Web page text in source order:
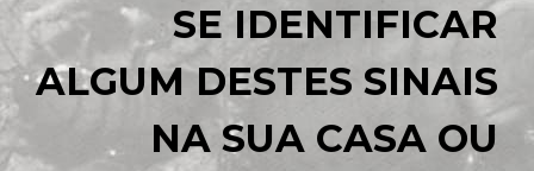
SE IDENTIFICAR
ALGUM DESTES SINAIS
NA SUA CASA OU